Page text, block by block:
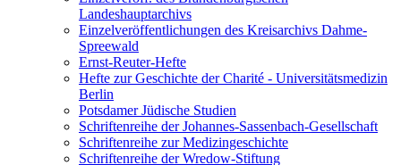
Landeshauptarchivs
Einzelveröffentlichungen des Kreisarchivs Dahme-
Spreewald
Ernst-Reuter-Hefte
Hefte zur Geschichte der Charité - Universitätsmedizin
Berlin
Potsdamer Jüdische Studien
Schriftenreihe der Johannes-Sassenbach-Gesellschaft
Schriftenreihe zur Medizingeschichte
Schriftenreihe der Wredow-Stiftung